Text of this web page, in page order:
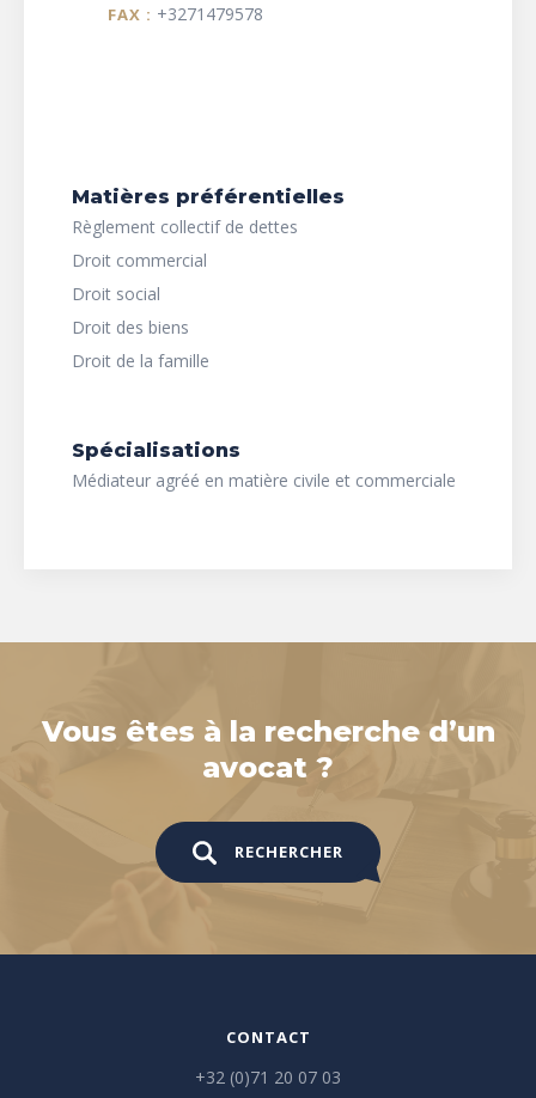
FAX : +3271479578
Matières préférentielles
Règlement collectif de dettes
Droit commercial
Droit social
Droit des biens
Droit de la famille
Spécialisations
Médiateur agréé en matière civile et commerciale
Vous êtes à la recherche d’un
avocat ?
RECHERCHER
CONTACT
+32 (0)71 20 07 03